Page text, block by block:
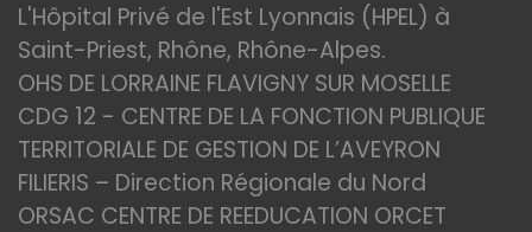
L'Hôpital Privé de l'Est Lyonnais (HPEL) à
Saint-Priest, Rhône, Rhône-Alpes.
OHS DE LORRAINE FLAVIGNY SUR MOSELLE
CDG 12 - CENTRE DE LA FONCTION PUBLIQUE
TERRITORIALE DE GESTION DE L’AVEYRON
FILIERIS – Direction Régionale du Nord
ORSAC CENTRE DE REEDUCATION ORCET